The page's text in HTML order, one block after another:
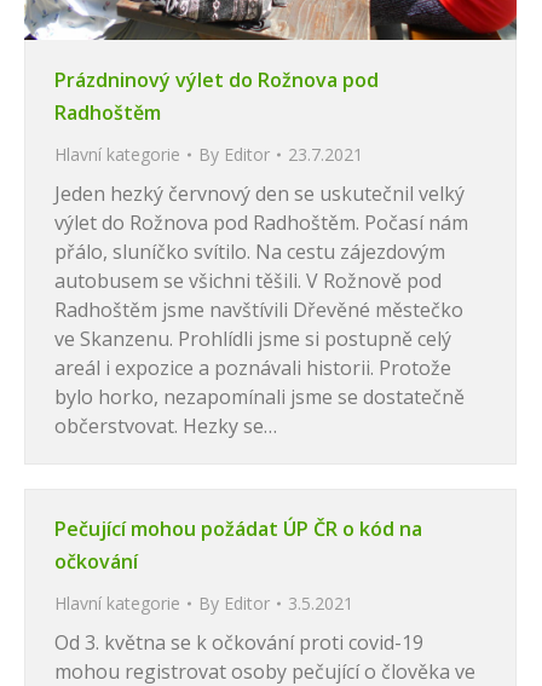
Prázdninový výlet do Rožnova pod
Radhoštěm
Hlavní kategorie By Editor 23.7.2021
Jeden hezký červnový den se uskutečnil velký
výlet do Rožnova pod Radhoštěm. Počasí nám
přálo, sluníčko svítilo. Na cestu zájezdovým
autobusem se všichni těšili. V Rožnově pod
Radhoštěm jsme navštívili Dřevěné městečko
ve Skanzenu. Prohlídli jsme si postupně celý
areál i expozice a poznávali historii. Protože
bylo horko, nezapomínali jsme se dostatečně
občerstvovat. Hezky se…
Pečující mohou požádat ÚP ČR o kód na
očkování
Hlavní kategorie By Editor 3.5.2021
Od 3. května se k očkování proti covid-19
mohou registrovat osoby pečující o člověka ve